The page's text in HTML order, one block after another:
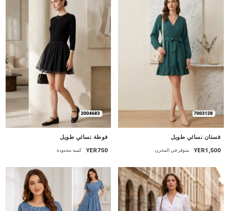
فستان نسائي طويل
YER1,500 متوفر في المخزن
فوطة نسائي طويل
YER750 كمية محدودة